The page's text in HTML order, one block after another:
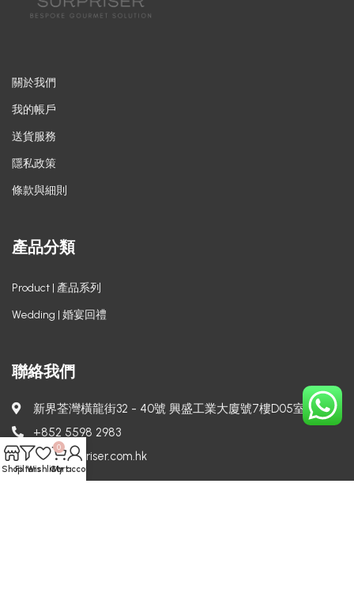
關於我們
我的帳戶
送貨服務
隱私政策
條款與細則
產品分類
Product | 產品系列
Wedding | 婚宴回禮
聯絡我們
新界荃灣橫龍街32 - 40號 興盛工業大廈號7樓D05室
+852 5598 2983
info@surpriser.com.hk
ShopFiltersWishlist
0
Cart
My account